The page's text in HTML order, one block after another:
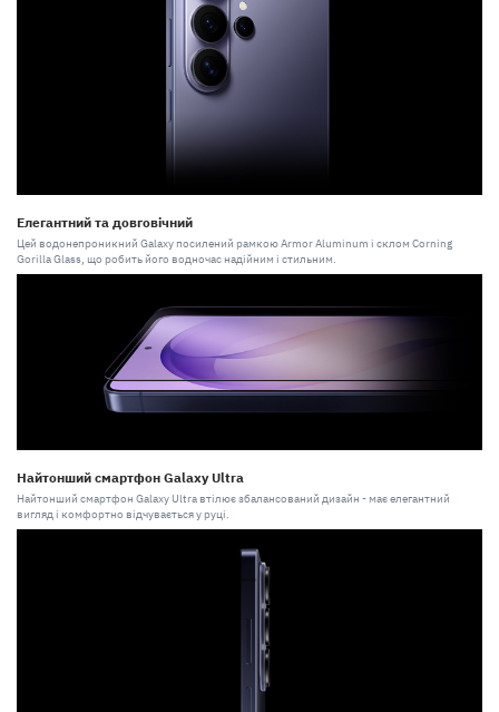
Елегантний та довговічний
Цей водонепроникний Galaxy посилений рамкою Armor Aluminum і склом Corning
Gorilla Glass, що робить його водночас надійним і стильним.
Найтонший смартфон Galaxy Ultra
Найтонший смартфон Galaxy Ultra втілює збалансований дизайн - має елегантний
вигляд і комфортно відчувається у руці.